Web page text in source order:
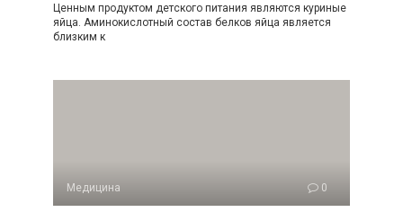
Ценным продуктом детского питания являются куриные
яйца. Аминокислотный состав белков яйца является
близким к
Медицина 0